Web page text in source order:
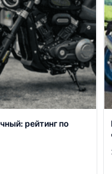
рейтинг по